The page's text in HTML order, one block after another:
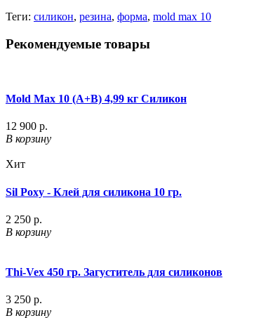
Теги: силикон, резина, форма, mold max 10
Рекомендуемые товары
Mold Max 10 (A+B) 4,99 кг Силикон
12 900 р.
В корзину
Хит
Sil Poxy - Клей для силикона 10 гр.
2 250 р.
В корзину
Thi-Vex 450 гр. Загуститель для силиконов
3 250 р.
В корзину